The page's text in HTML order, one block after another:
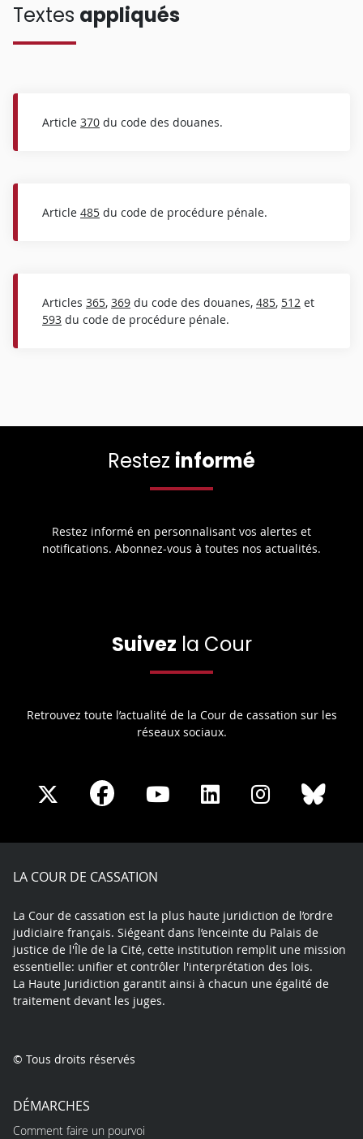
Textes appliqués
Article 370 du code des douanes.
Article 485 du code de procédure pénale.
Articles 365, 369 du code des douanes, 485, 512 et
593 du code de procédure pénale.
Restez informé
Restez informé en personnalisant vos alertes et
notifications. Abonnez-vous à toutes nos actualités.
Suivez la Cour
Retrouvez toute l’actualité de la Cour de cassation sur les
réseaux sociaux.
Share
X
Share
Facebook
Share
Youtube
Share
LinkedIn
Share
Instagram
LA COUR DE CASSATION
La Cour de cassation est la plus haute juridiction de l’ordre
judiciaire français. Siégeant dans l’enceinte du Palais de
justice de l'Île de la Cité, cette institution remplit une mission
essentielle: unifier et contrôler l'interprétation des lois.
La Haute Juridiction garantit ainsi à chacun une égalité de
traitement devant les juges.
© Tous droits réservés
DÉMARCHES
Comment faire un pourvoi